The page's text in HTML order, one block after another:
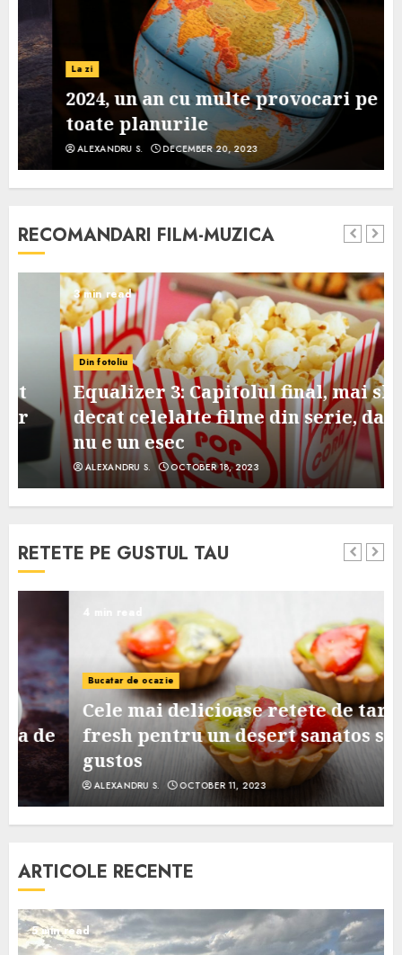
La zi
2024, un an cu multe provocari pe
toate planurile
ALEXANDRU S. DECEMBER 20, 2023
RECOMANDARI FILM-MUZICA
3 min read
Din fotoliu
Equalizer 3: Capitolul final, mai slab
decat celelalte filme din serie, dar
nu e un esec
ALEXANDRU S. OCTOBER 18, 2023
RETETE PE GUSTUL TAU
4 min read
Bucatar de ocazie
Cele mai delicioase retete de tarte
fresh pentru un desert sanatos si
gustos
ALEXANDRU S. OCTOBER 11, 2023
ARTICOLE RECENTE
5 min read